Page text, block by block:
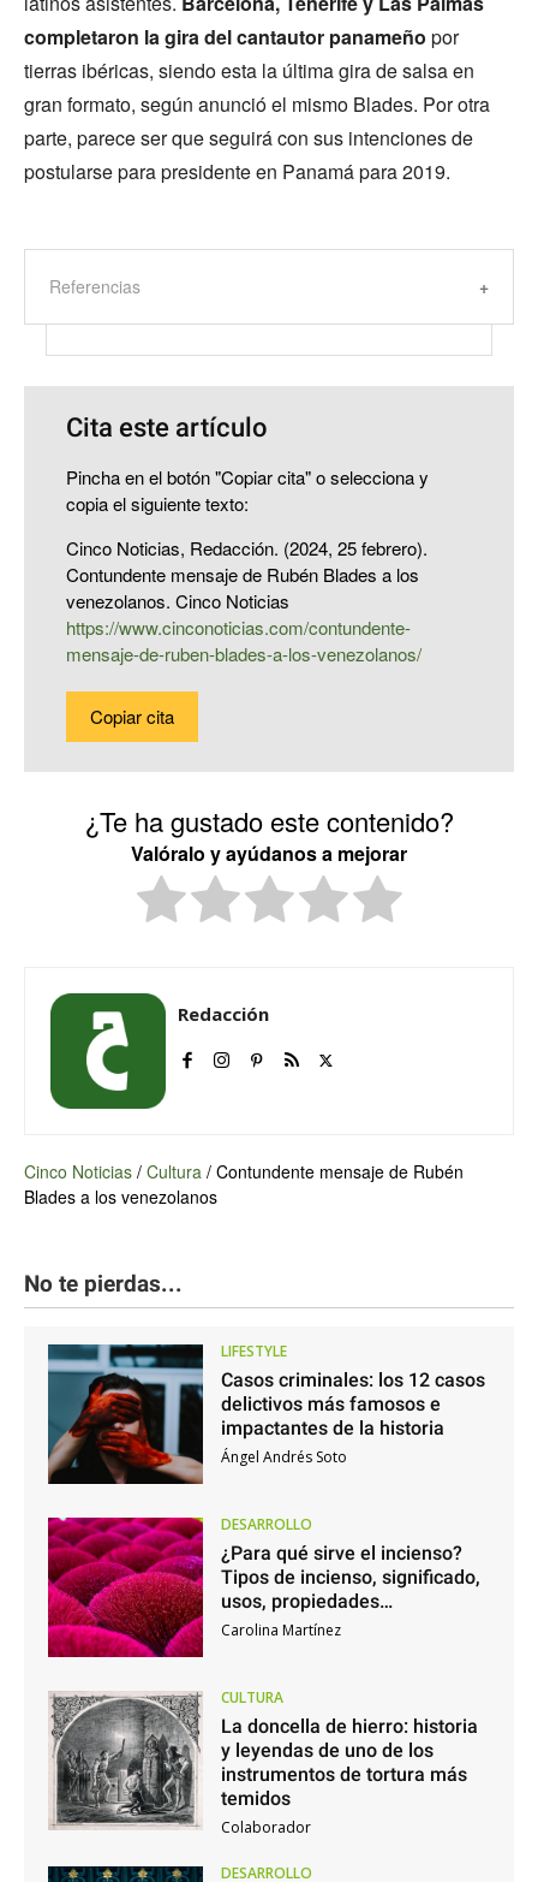
completaron la gira del cantautor panameño por
tierras ibéricas, siendo esta la última gira de salsa en
gran formato, según anunció el mismo Blades. Por otra
parte, parece ser que seguirá con sus intenciones de
postularse para presidente en Panamá para 2019.
Referencias
Cita este artículo
Pincha en el botón "Copiar cita" o selecciona y
copia el siguiente texto:
Cinco Noticias, Redacción. (2024, 25 febrero).
Contundente mensaje de Rubén Blades a los
venezolanos. Cinco Noticias
https://www.cinconoticias.com/contundente-
mensaje-de-ruben-blades-a-los-venezolanos/
Copiar cita
¿Te ha gustado este contenido?
Valóralo y ayúdanos a mejorar
Redacción
Cinco Noticias / Cultura / Contundente mensaje de Rubén
Blades a los venezolanos
No te pierdas...
LIFESTYLE
Casos criminales: los 12 casos
delictivos más famosos e
impactantes de la historia
Ángel Andrés Soto
DESARROLLO
¿Para qué sirve el incienso?
Tipos de incienso, significado,
usos, propiedades…
Carolina Martínez
CULTURA
La doncella de hierro: historia
y leyendas de uno de los
instrumentos de tortura más
temidos
Colaborador
DESARROLLO